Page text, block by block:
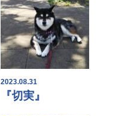
2023.08.31
『切実』